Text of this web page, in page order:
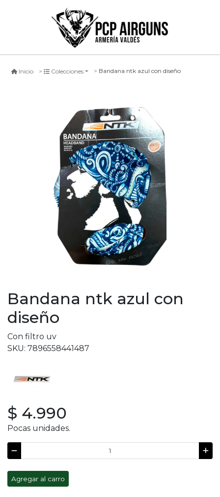
Inicio Colecciones Bandana ntk azul con diseño
Bandana ntk azul con
diseño
Con filtro uv
SKU: 7896558441487
$ 4.990
Pocas unidades.
Agregar al carro